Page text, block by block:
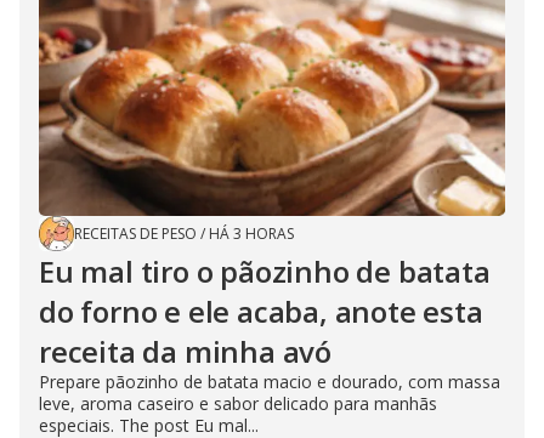
RECEITAS DE PESO / HÁ 3 HORAS
Eu mal tiro o pãozinho de batata
do forno e ele acaba, anote esta
receita da minha avó
Prepare pãozinho de batata macio e dourado, com massa
leve, aroma caseiro e sabor delicado para manhãs
especiais. The post Eu mal...